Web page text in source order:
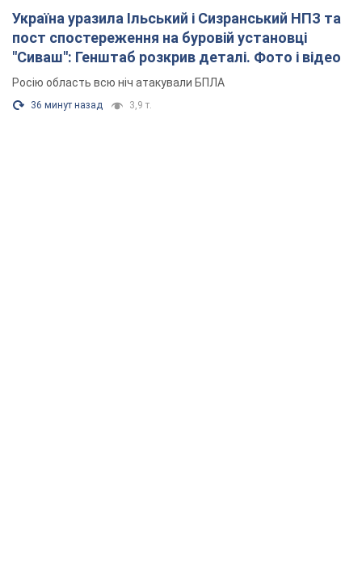
Україна уразила Ільський і Сизранський НПЗ та
пост спостереження на буровій установці
"Сиваш": Генштаб розкрив деталі. Фото і відео
Росію область всю ніч атакували БПЛА
36 минут назад 3,9 т.